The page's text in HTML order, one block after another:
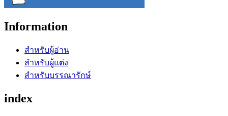
Information
สำหรับผู้อ่าน
สำหรับผู้แต่ง
สำหรับบรรณารักษ์
index